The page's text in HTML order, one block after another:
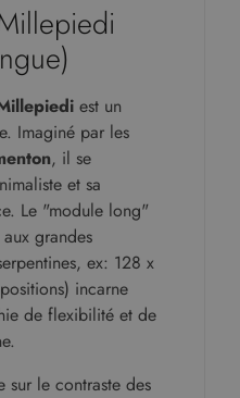
est un
Imaginé par les
, il se
et sa
Le "module long"
grandes
ex: 128 x
incarne
de flexibilité et de
sur le contraste des